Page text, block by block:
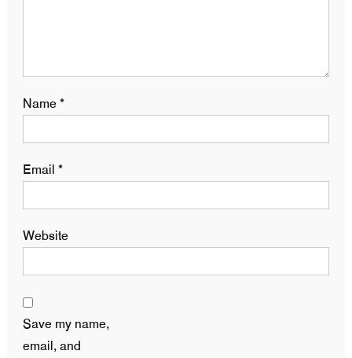
Name*
Email *
Website
Save my name,
email, and